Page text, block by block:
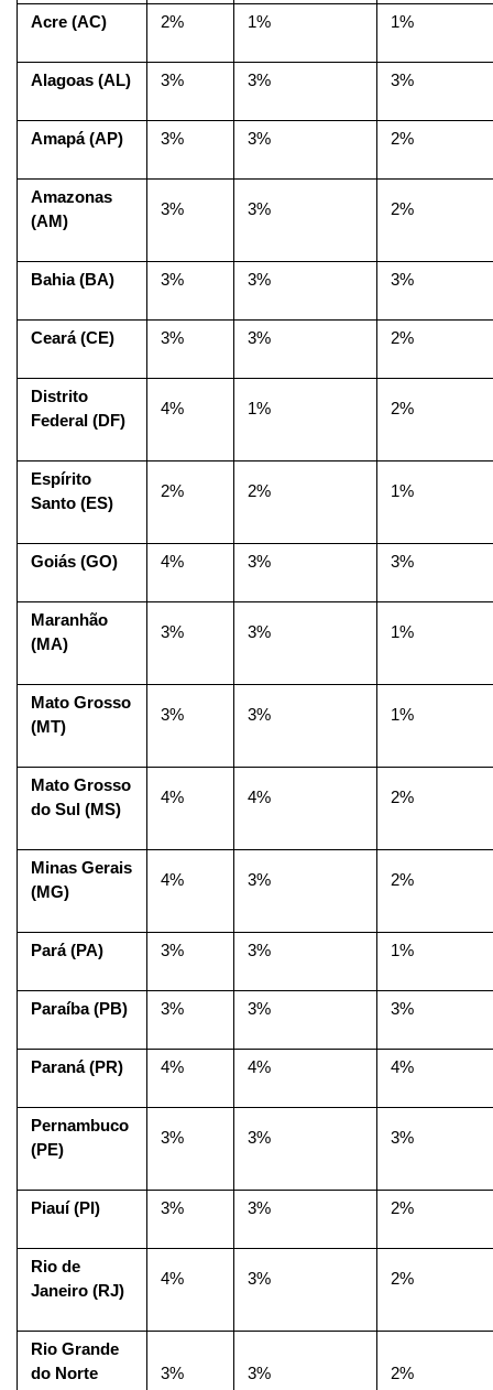
Acre (AC) 2% 1% 1%
Alagoas (AL) 3% 3% 3%
Amapá (AP) 3% 3% 2%
Amazonas
(AM)
3% 3% 2%
Bahia (BA) 3% 3% 3%
Ceará (CE) 3% 3% 2%
Distrito
Federal (DF)
4% 1% 2%
Espírito
Santo (ES)
2% 2% 1%
Goiás (GO) 4% 3% 3%
Maranhão
(MA)
3% 3% 1%
Mato Grosso
(MT)
3% 3% 1%
Mato Grosso
do Sul (MS)
4% 4% 2%
Minas Gerais
(MG)
4% 3% 2%
Pará (PA) 3% 3% 1%
Paraíba (PB) 3% 3% 3%
Paraná (PR) 4% 4% 4%
Pernambuco
(PE)
3% 3% 3%
Piauí (PI) 3% 3% 2%
Rio de
Janeiro (RJ)
4% 3% 2%
Rio Grande
do Norte
3% 3% 2%